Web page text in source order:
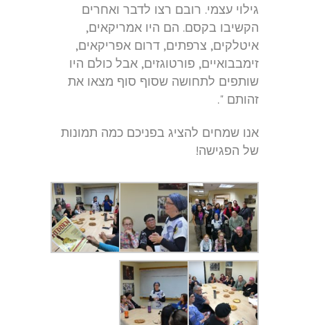
גילוי עצמי. רובם רצו לדבר ואחרים
הקשיבו בקסם. הם היו אמריקאים,
איטלקים, צרפתים, דרום אפריקאים,
זימבבואיים, פורטוגזים, אבל כולם היו
שותפים לתחושה שסוף סוף מצאו את
זהותם ".
אנו שמחים להציג בפניכם כמה תמונות
של הפגישה!